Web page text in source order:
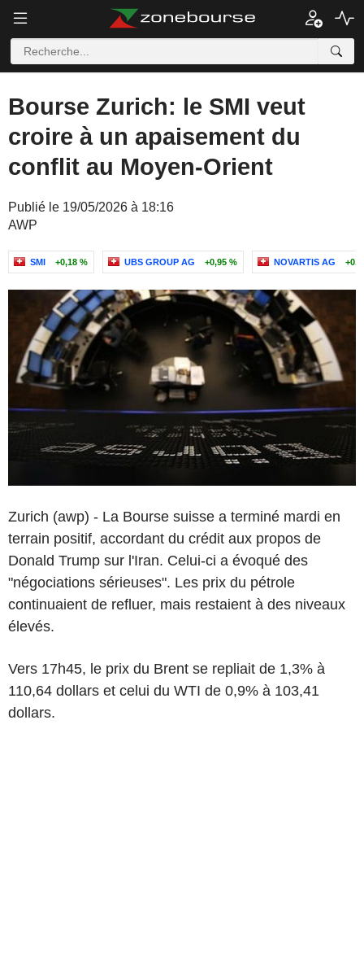
Bourse Zurich: le SMI veut
croire à un apaisement du
conflit au Moyen-Orient
Publié le 19/05/2026 à 18:16
AWP
SMI +0,18 % UBS GROUP AG +0,95 % NOVARTIS AG
Zurich (awp) - La Bourse suisse a terminé mardi en
terrain positif, accordant du crédit aux propos de
Donald Trump sur l'Iran. Celui-ci a évoqué des
"négociations sérieuses". Les prix du pétrole
continuaient de refluer, mais restaient à des niveaux
élevés.
Vers 17h45, le prix du Brent se repliait de 1,3% à
110,64 dollars et celui du WTI de 0,9% à 103,41
dollars.